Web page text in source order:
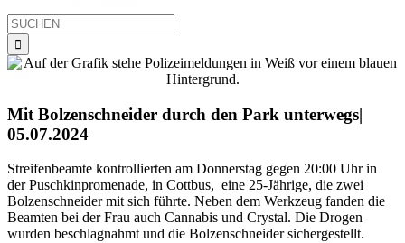
Suche
nach:
Mit Bolzenschneider durch den Park unterwegs|
05.07.2024
Streifenbeamte kontrollierten am Donnerstag gegen 20:00 Uhr in
der Puschkinpromenade, in Cottbus, eine 25-Jährige, die zwei
Bolzenschneider mit sich führte. Neben dem Werkzeug fanden die
Beamten bei der Frau auch Cannabis und Crystal. Die Drogen
wurden beschlagnahmt und die Bolzenschneider sichergestellt.